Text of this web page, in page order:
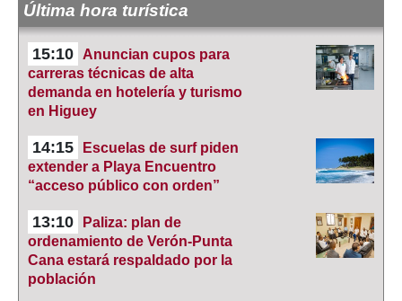
Última hora turística
15:10
Anuncian cupos para
carreras técnicas de alta
demanda en hotelería y turismo
en Higuey
14:15
Escuelas de surf piden
extender a Playa Encuentro
“acceso público con orden”
13:10
Paliza: plan de
ordenamiento de Verón-Punta
Cana estará respaldado por la
población